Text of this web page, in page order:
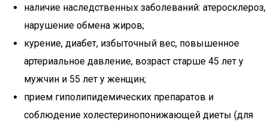
наличие наследственных заболеваний: атеросклероз,
нарушение обмена жиров;
курение, диабет, избыточный вес, повышенное
артериальное давление, возраст старше 45 лет у
мужчин и 55 лет у женщин;
прием гиполипидемических препаратов и
соблюдение холестеринопонижающей диеты (для